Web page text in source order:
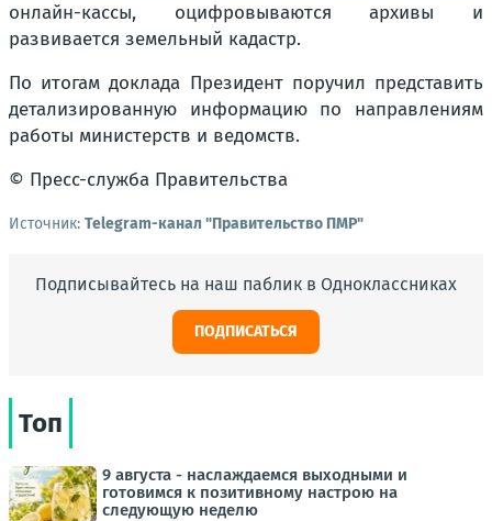
онлайн-кассы, оцифровываются архивы и
развивается земельный кадастр.
По итогам доклада Президент поручил представить
детализированную информацию по направлениям
работы министерств и ведомств.
© Пресс-служба Правительства
Источник: Telegram-канал "Правительство ПМР"
Подписывайтесь на наш паблик в Одноклассниках
ПОДПИСАТЬСЯ
Топ
9 августа - наслаждаемся выходными и
готовимся к позитивному настрою на
следующую неделю